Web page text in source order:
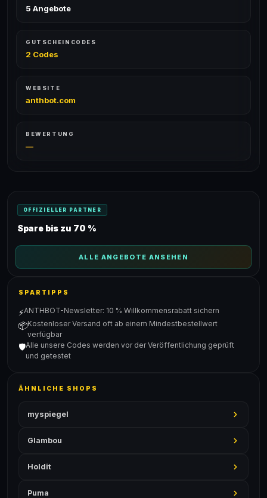
5 Angebote
GUTSCHEINCODES
2 Codes
WEBSITE
anthbot.com
BEWERTUNG
—
OFFIZIELLER PARTNER
Spare bis zu 70 %
ALLE ANGEBOTE ANSEHEN
SPARTIPPS
⚡ANTHBOT-Newsletter: 10 % Willkommensrabatt sichern
📦Kostenloser Versand oft ab einem Mindestbestellwert
verfügbar
🛡️Alle unsere Codes werden vor der Veröffentlichung geprüft
und getestet
ÄHNLICHE SHOPS
myspiegel
Glambou
Holdit
Puma